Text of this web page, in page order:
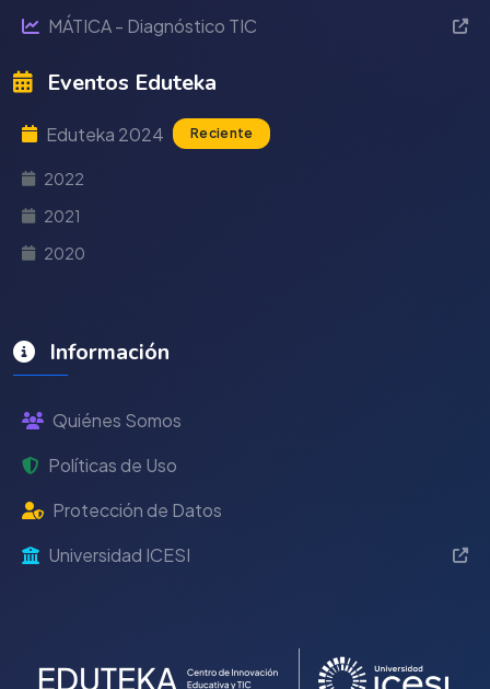
MÁTICA - Diagnóstico TIC
Eventos Eduteka
Eduteka 2024 Reciente
2022
2021
2020
Información
Quiénes Somos
Políticas de Uso
Protección de Datos
Universidad ICESI